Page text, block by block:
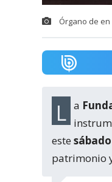
Órgano de
La
este
patrimonio